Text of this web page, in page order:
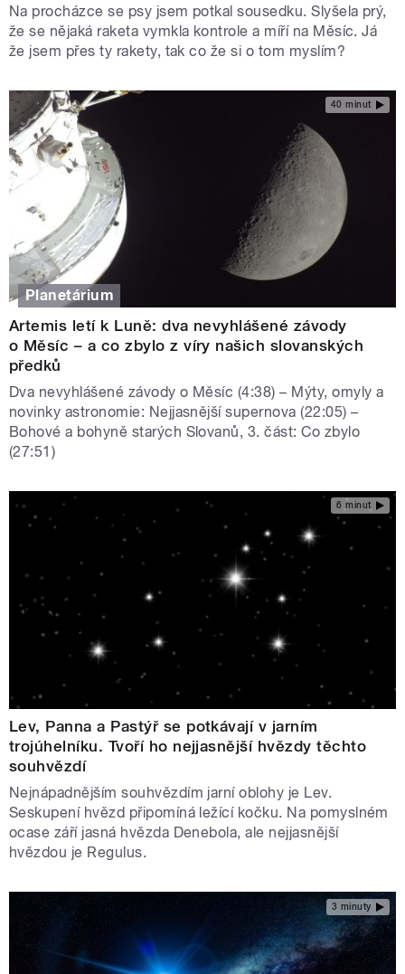
Na procházce se psy jsem potkal sousedku. Slyšela prý,
že se nějaká raketa vymkla kontrole a míří na Měsíc. Já
že jsem přes ty rakety, tak co že si o tom myslím?
40 minut
Planetárium
Artemis letí k Luně: dva nevyhlášené závody
o Měsíc – a co zbylo z víry našich slovanských
předků
Dva nevyhlášené závody o Měsíc (4:38) – Mýty, omyly a
novinky astronomie: Nejjasnější supernova (22:05) –
Bohové a bohyně starých Slovanů, 3. část: Co zbylo
(27:51)
6 minut
Lev, Panna a Pastýř se potkávají v jarním
trojúhelníku. Tvoří ho nejjasnější hvězdy těchto
souhvězdí
Nejnápadnějším souhvězdím jarní oblohy je Lev.
Seskupení hvězd připomíná ležící kočku. Na pomyslném
ocase září jasná hvězda Denebola, ale nejjasnější
hvězdou je Regulus.
3 minuty